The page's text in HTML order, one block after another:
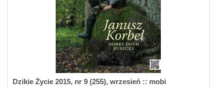
Dzikie Życie 2015, nr 9 (255), wrzesień :: mobi